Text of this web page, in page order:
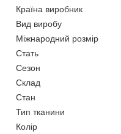
Країна виробник
Вид виробу
Міжнародний розмір
Стать
Сезон
Склад
Стан
Тип тканини
Колір